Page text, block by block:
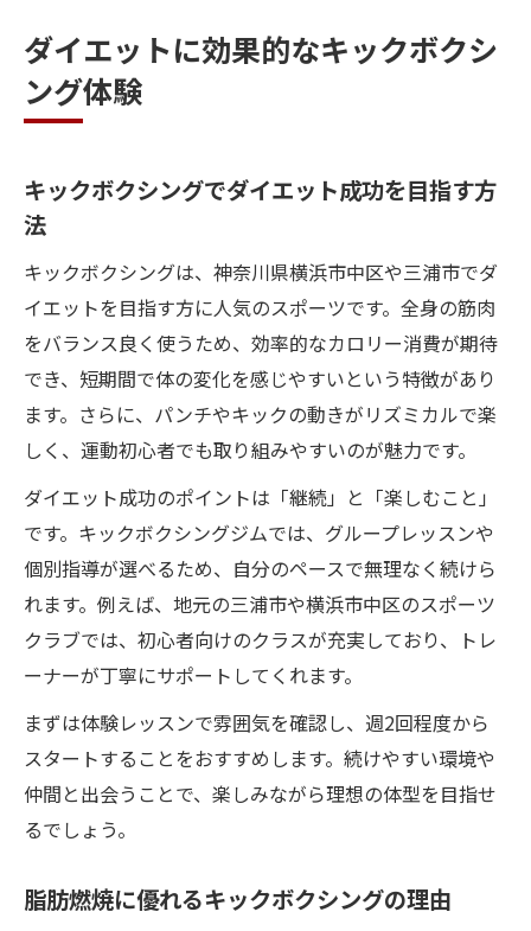
ダイエットに効果的なキックボクシ
ング体験
キックボクシングでダイエット成功を目指す方
法
キックボクシングは、神奈川県横浜市中区や三浦市でダ
イエットを目指す方に人気のスポーツです。全身の筋肉
をバランス良く使うため、効率的なカロリー消費が期待
でき、短期間で体の変化を感じやすいという特徴があり
ます。さらに、パンチやキックの動きがリズミカルで楽
しく、運動初心者でも取り組みやすいのが魅力です。
ダイエット成功のポイントは「継続」と「楽しむこと」
です。キックボクシングジムでは、グループレッスンや
個別指導が選べるため、自分のペースで無理なく続けら
れます。例えば、地元の三浦市や横浜市中区のスポーツ
クラブでは、初心者向けのクラスが充実しており、トレ
ーナーが丁寧にサポートしてくれます。
まずは体験レッスンで雰囲気を確認し、週2回程度から
スタートすることをおすすめします。続けやすい環境や
仲間と出会うことで、楽しみながら理想の体型を目指せ
るでしょう。
脂肪燃焼に優れるキックボクシングの理由